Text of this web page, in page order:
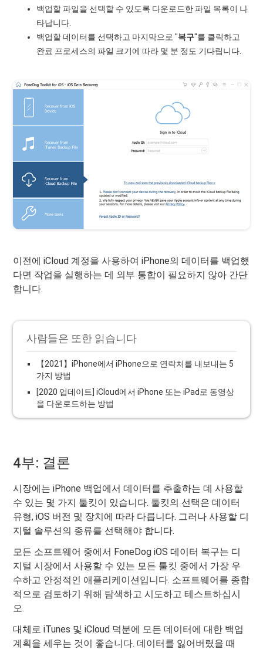
백업할 파일을 선택할 수 있도록 다운로드한 파일 목록이 나
타납니다.
백업할 데이터를 선택하고 마지막으로 "복구"를 클릭하고
완료 프로세스의 파일 크기에 따라 몇 분 정도 기다립니다.
이전에 iCloud 계정을 사용하여 iPhone의 데이터를 백업했
다면 작업을 실행하는 데 외부 통합이 필요하지 않아 간단
합니다.
사람들은 또한 읽습니다
【2021】iPhone에서 iPhone으로 연락처를 내보내는 5
가지 방법
[2020 업데이트] iCloud에서 iPhone 또는 iPad로 동영상
을 다운로드하는 방법
4부: 결론
시장에는 iPhone 백업에서 데이터를 추출하는 데 사용할
수 있는 몇 가지 툴킷이 있습니다. 툴킷의 선택은 데이터
유형, iOS 버전 및 장치에 따라 다릅니다. 그러나 사용할 디
지털 솔루션의 종류를 선택해야 합니다.
모든 소프트웨어 중에서 FoneDog iOS 데이터 복구는 디
지털 시장에서 사용할 수 있는 모든 툴킷 중에서 가장 우
수하고 안정적인 애플리케이션입니다. 소프트웨어를 종합
적으로 검토하기 위해 탐색하고 시도하고 테스트하십시
오.
대체로 iTunes 및 iCloud 덕분에 모든 데이터에 대한 백업
계획을 세우는 것이 좋습니다. 데이터를 잃어버렸을 때